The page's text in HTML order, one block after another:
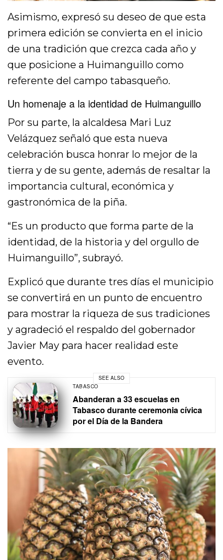
Asimismo, expresó su deseo de que esta
primera edición se convierta en el inicio
de una tradición que crezca cada año y
que posicione a Huimanguillo como
referente del campo tabasqueño.
Un homenaje a la identidad de Huimanguillo
Por su parte, la alcaldesa Mari Luz
Velázquez señaló que esta nueva
celebración busca honrar lo mejor de la
tierra y de su gente, además de resaltar la
importancia cultural, económica y
gastronómica de la piña.
“Es un producto que forma parte de la
identidad, de la historia y del orgullo de
Huimanguillo”, subrayó.
Explicó que durante tres días el municipio
se convertirá en un punto de encuentro
para mostrar la riqueza de sus tradiciones
y agradeció el respaldo del gobernador
Javier May para hacer realidad este
evento.
SEE ALSO
TABASCO
Abanderan a 33 escuelas en
Tabasco durante ceremonia cívica
por el Día de la Bandera